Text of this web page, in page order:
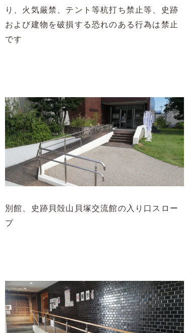
り、火気厳禁、テント等杭打ち禁止等、史跡
および建物を破損する恐れのある行為は禁止
です
別館、史跡貝殻山貝塚交流館の入り口スロー
プ